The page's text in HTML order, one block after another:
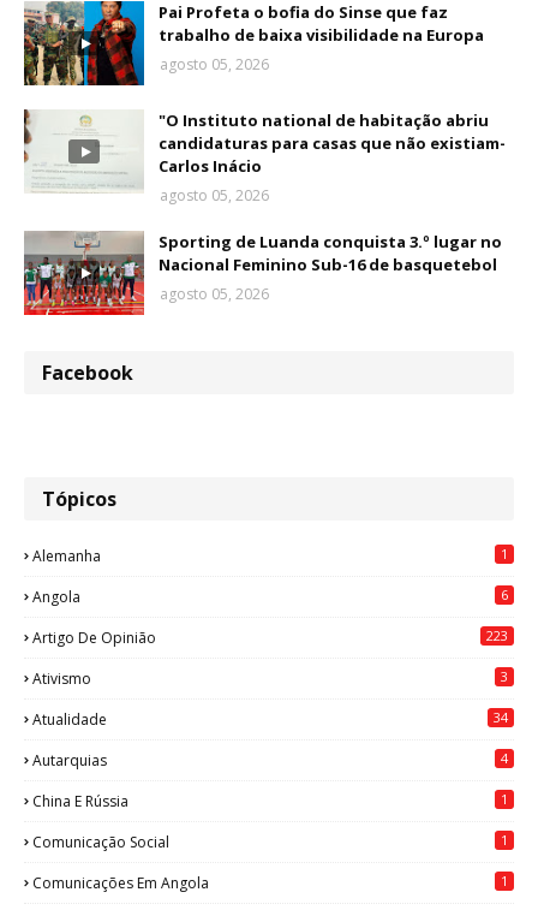
Pai Profeta o bofia do Sinse que faz
trabalho de baixa visibilidade na Europa
agosto 05, 2026
"O Instituto national de habitação abriu
candidaturas para casas que não existiam-
Carlos Inácio
agosto 05, 2026
Sporting de Luanda conquista 3.º lugar no
Nacional Feminino Sub-16 de basquetebol
agosto 05, 2026
Facebook
Tópicos
Alemanha 1
Angola 6
Artigo De Opinião 223
Ativismo 3
Atualidade 34
Autarquias 4
China E Rússia 1
Comunicação Social 1
Comunicações Em Angola 1